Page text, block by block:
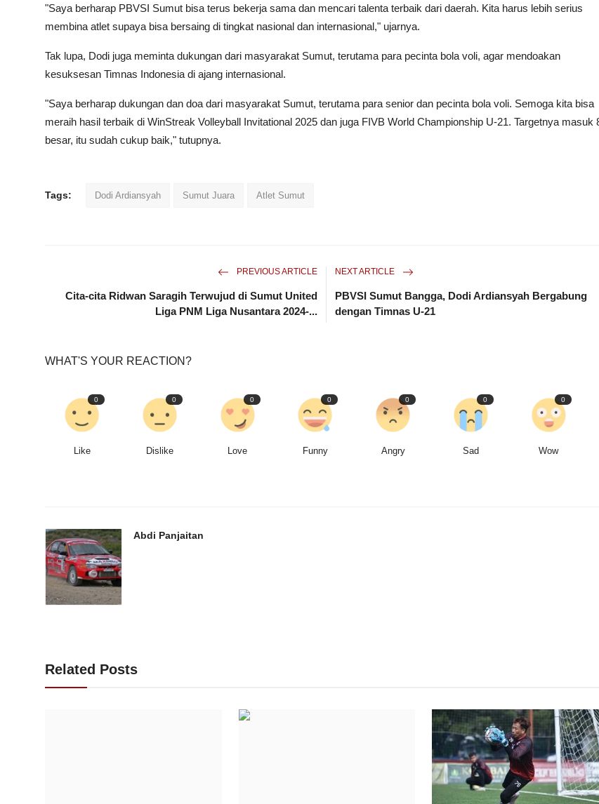
"Saya berharap PBVSI Sumut bisa terus bekerja sama dan mencari talenta terbaik dari daerah. Kita harus lebih serius
membina atlet supaya bisa bersaing di tingkat nasional dan internasional," ujarnya.
Tak lupa, Dodi juga meminta dukungan dari masyarakat Sumut, terutama para pecinta bola voli, agar mendoakan
kesuksesan Timnas Indonesia di ajang internasional.
"Saya berharap dukungan dan doa dari masyarakat Sumut, terutama para senior dan pecinta bola voli. Semoga kita bisa
meraih hasil terbaik di WinStreak Volleyball Invitational 2025 dan juga FIVB World Championship U-21. Targetnya masuk
besar, itu sudah cukup baik," tutupnya.
Tags: Dodi Ardiansyah Sumut Juara Atlet Sumut
PREVIOUS ARTICLE
Cita-cita Ridwan Saragih Terwujud di Sumut United
Liga PNM Liga Nusantara 2024-...
NEXT ARTICLE
PBVSI Sumut Bangga, Dodi Ardiansyah Bergabung
dengan Timnas U-21
WHAT'S YOUR REACTION?
0
Like
0
Dislike
0
Love
0
Funny
0
Angry
0
Sad
0
Wow
Abdi Panjaitan
Related Posts